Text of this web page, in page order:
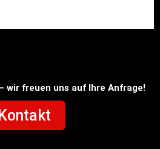
wir freuen uns auf Ihre Anfrage!
Kontakt